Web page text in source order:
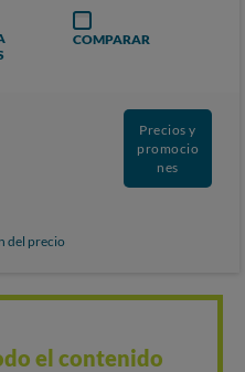
COMPARAR
Precios y
promocio
nes
del precio
el contenido